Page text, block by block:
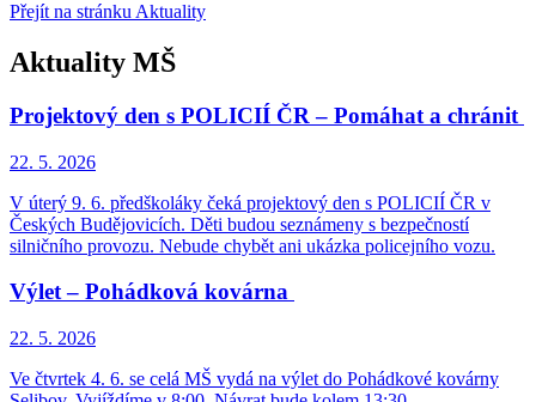
Přejít na stránku Aktuality
Aktuality MŠ
Projektový den s POLICIÍ ČR – Pomáhat a chránit
22. 5. 2026
V úterý 9. 6. předškoláky čeká projektový den s POLICIÍ ČR v
Českých Budějovicích. Děti budou seznámeny s bezpečností
silničního provozu. Nebude chybět ani ukázka policejního vozu.
Výlet – Pohádková kovárna
22. 5. 2026
Ve čtvrtek 4. 6. se celá MŠ vydá na výlet do Pohádkové kovárny